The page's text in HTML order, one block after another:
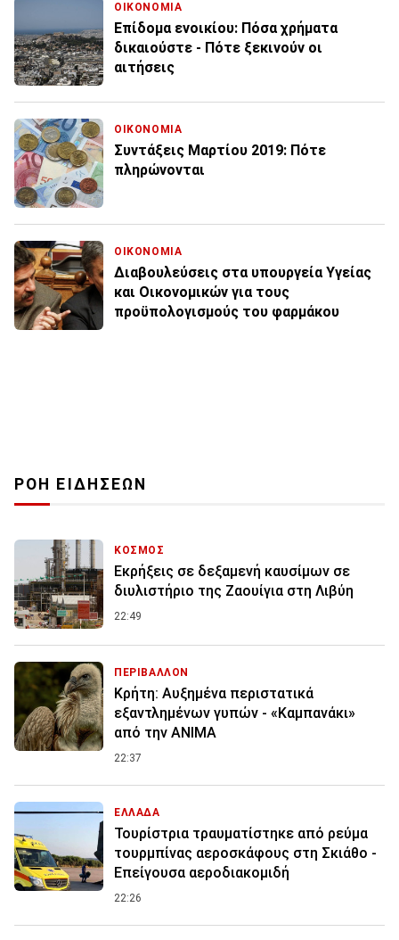
ΟΙΚΟΝΟΜΙΑ
Επίδομα ενοικίου: Πόσα χρήματα
δικαιούστε - Πότε ξεκινούν οι
αιτήσεις
ΟΙΚΟΝΟΜΙΑ
Συντάξεις Μαρτίου 2019: Πότε
πληρώνονται
ΟΙΚΟΝΟΜΙΑ
Διαβουλεύσεις στα υπουργεία Υγείας
και Οικονομικών για τους
προϋπολογισμούς του φαρμάκου
ΡΟΗ ΕΙΔΗΣΕΩΝ
ΚΟΣΜΟΣ
Εκρήξεις σε δεξαμενή καυσίμων σε
διυλιστήριο της Ζαουίγια στη Λιβύη
22:49
ΠΕΡΙΒΑΛΛΟΝ
Κρήτη: Αυξημένα περιστατικά
εξαντλημένων γυπών - «Καμπανάκι»
από την ANIMA
22:37
ΕΛΛΑΔΑ
Τουρίστρια τραυματίστηκε από ρεύμα
τουρμπίνας αεροσκάφους στη Σκιάθο -
Επείγουσα αεροδιακομιδή
22:26